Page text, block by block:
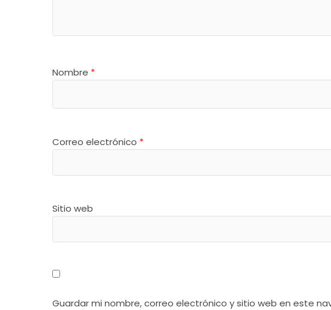
Nombre *
Correo electrónico *
Sitio web
Guardar mi nombre, correo electrónico y sitio web en este